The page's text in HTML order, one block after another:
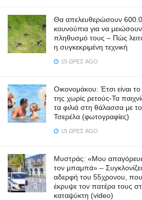
Θα απελευθερώσουν
κουνούπια για να
πληθυσμό τους – Πώς
η συγκεκριμένη τεχνική
15 ΏΡΕΣ AGO
Οικονομάκου: Έτσι είναι το
της χωρίς ρετούς-Τα
τα φιλιά στη θάλασσα με
Τσερέλα (φωτογραφίες)
15 ΏΡΕΣ AGO
Μυστράς: «Μου
τον μπαμπά» –
αδερφή του 55χρονου, που
έκρυψε τον πατέρα τους
καταψύκτη (video)